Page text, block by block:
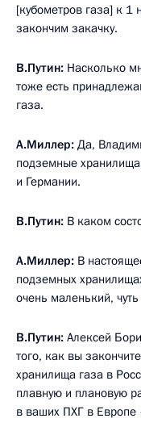
[кубометров газа] к 1
закончим закачку.
В.Путин: Насколько
тоже есть
газа.
А.Миллер: Да,
подземные
и Германии.
В.Путин: В каком
А.Миллер: В
подземных
очень маленький,
В.Путин: Алексей
того, как вы
хранилища газа в
плавную и плановую
в ваших ПХГ в Европе